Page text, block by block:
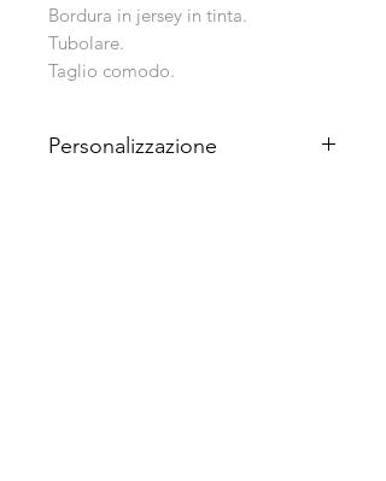
Bordura in jersey in tinta.
Tubolare.
Taglio comodo.
Personalizzazione